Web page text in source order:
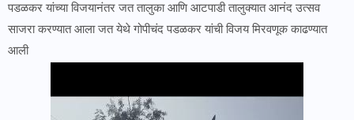
पडळकर यांच्या विजयानंतर जत तालुका आणि आटपाडी तालुक्यात आनंद उत्सव
साजरा करण्यात आला जत येथे गोपीचंद पडळकर यांची विजय मिरवणूक काढण्यात
आली